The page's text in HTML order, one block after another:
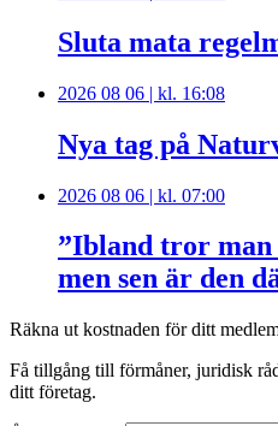
Sluta mata
2026 08 06 | kl. 16:08
Nya tag på
2026 08 06 | kl. 07:00
”Ibland tror man
men sen är den
Räkna ut kostnaden för ditt
Få tillgång till förmåner, juridisk
ditt företag.